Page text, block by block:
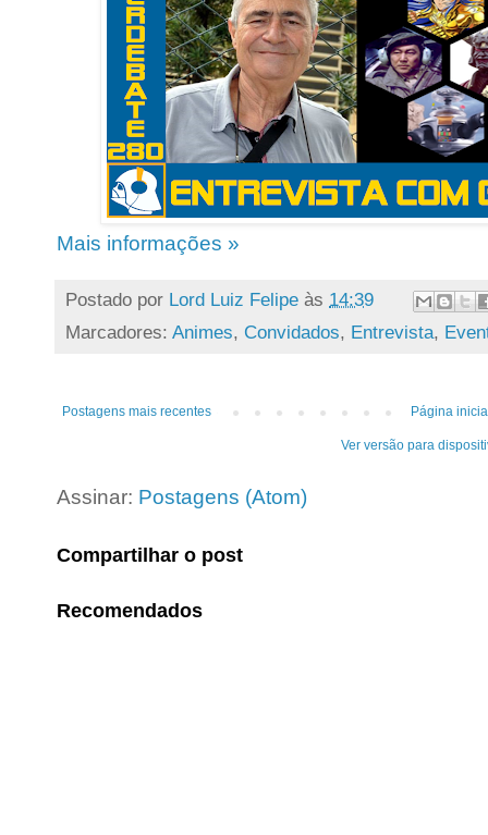
Mais informações »
Postado por Lord Luiz Felipe às 14:39
Marcadores: Animes, Convidados, Entrevista,
Postagens mais recentes Página
Ver versão para
Assinar: Postagens (Atom)
Compartilhar o post
Recomendados